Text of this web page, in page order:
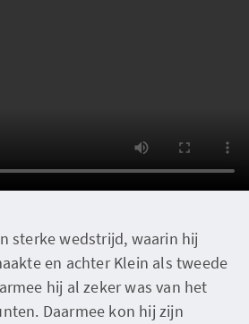
sterke wedstrijd, waarin hij
en achter Klein als tweede
hij al zeker was van het
Daarmee kon hij zijn